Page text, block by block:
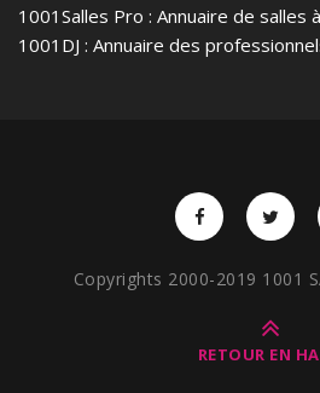
1001Salles Pro : Annuaire de salles
1001DJ : Annuaire des
Copyrights 2000-2019 1001
RETOUR EN